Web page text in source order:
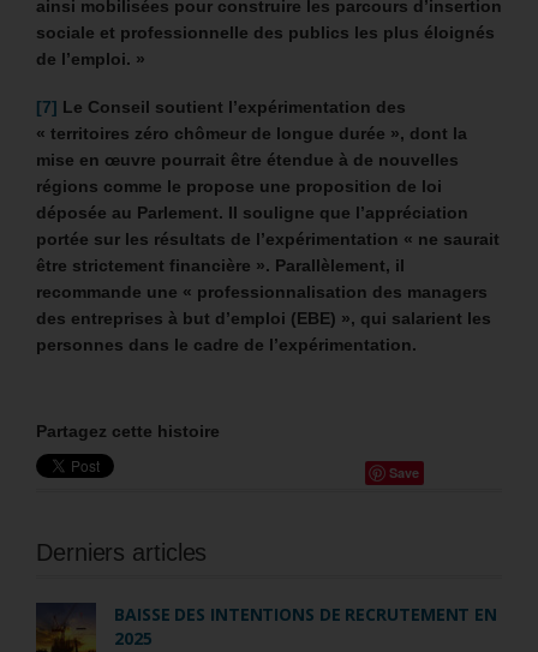
ainsi mobilisées pour construire les parcours d’insertion
sociale et professionnelle des publics les plus éloignés
de l’emploi. »
[7] Le Conseil soutient l’expérimentation des
« territoires zéro chômeur de longue durée », dont la
mise en œuvre pourrait être étendue à de nouvelles
régions comme le propose une proposition de loi
déposée au Parlement. Il souligne que l’appréciation
portée sur les résultats de l’expérimentation « ne saurait
être strictement financière ». Parallèlement, il
recommande une « professionnalisation des managers
des entreprises à but d’emploi (EBE) », qui salarient les
personnes dans le cadre de l’expérimentation.
Partagez cette histoire
Save
Derniers articles
BAISSE DES INTENTIONS DE RECRUTEMENT EN
2025